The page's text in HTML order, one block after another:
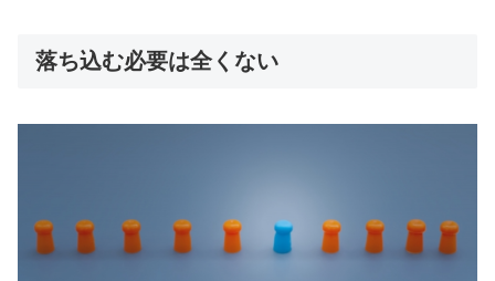
落ち込む必要は全くない